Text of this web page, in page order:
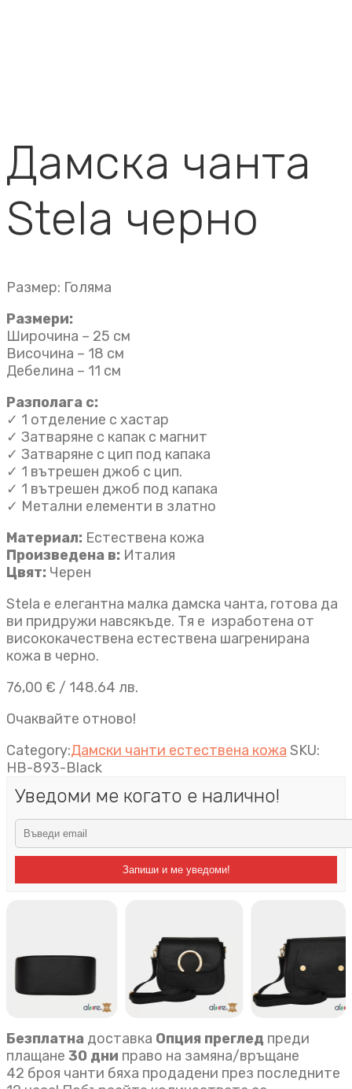
Дамска чанта
Stela черно
Размер: Голяма
Размери:
Широчина – 25 см
Височина – 18 см
Дебелина – 11 см
Разполага с:
✓ 1 отделение с хастар
✓ Затваряне с капак с магнит
✓ Затваряне с цип под капака
✓ 1 вътрешен джоб с цип.
✓ 1 вътрешен джоб под капака
✓ Метални елементи в златно
Материал: Естествена кожа
Произведена в: Италия
Цвят: Черен
Stela e елегантна малка дамска чанта, готова да
ви придружи навсякъде. Тя е изработена от
висококачествена естествена шагренирана
кожа в черно.
76,00 € / 148.64 лв.
Очаквайте отново!
Category:Дамски чанти естествена кожа SKU:
HB-893-Black
Уведоми ме когато е налично!
Запиши и ме уведоми!
Безплатна доставка Опция преглед преди
плащане 30 дни право на замяна/връщане
42 броя чанти бяха продадени през последните